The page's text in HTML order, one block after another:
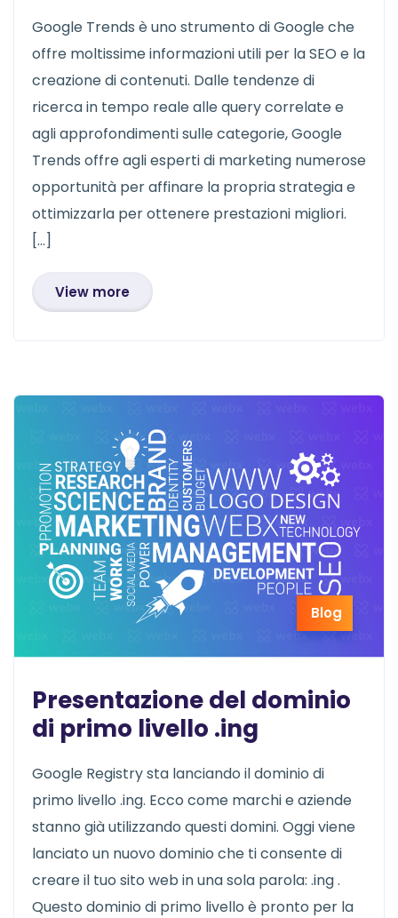
Google Trends è uno strumento di Google che
offre moltissime informazioni utili per la SEO e la
creazione di contenuti. Dalle tendenze di
ricerca in tempo reale alle query correlate e
agli approfondimenti sulle categorie, Google
Trends offre agli esperti di marketing numerose
opportunità per affinare la propria strategia e
ottimizzarla per ottenere prestazioni migliori.
[…]
View more
Blog
Presentazione del dominio
di primo livello .ing
Google Registry sta lanciando il dominio di
primo livello .ing. Ecco come marchi e aziende
stanno già utilizzando questi domini. Oggi viene
lanciato un nuovo dominio che ti consente di
creare il tuo sito web in una sola parola: .ing .
Questo dominio di primo livello è pronto per la